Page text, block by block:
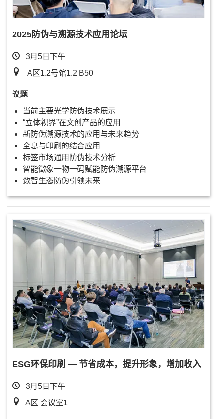
2025防伪与溯源技术应用论坛
3月5日下午
A区1.2号馆1.2 B50
议题
当前主要光学防伪技术展示
“立体视界”在文创产品的应用
新防伪溯源技术的应用与未来趋势
全息与印刷的结合应用
标签市场通用防伪技术分析
智能徵象一物一码赋能防伪溯源平台
数智生态防伪引领未来
ESG环保印刷 — 节省成本，提升形象，增加收入
3月5日下午
A区 会议室1